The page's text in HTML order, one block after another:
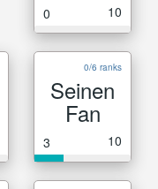
0 10
0/6 ranks
Seinen
Fan
3 10